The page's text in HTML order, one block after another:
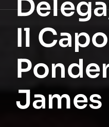
Il Capo
James